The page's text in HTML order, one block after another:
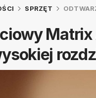
SPRZĘT